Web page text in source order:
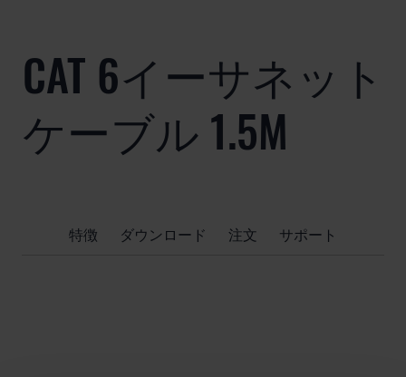
CAT 6イーサネット
ケーブル 1.5M
特徴 ダウンロード 注文 サポート